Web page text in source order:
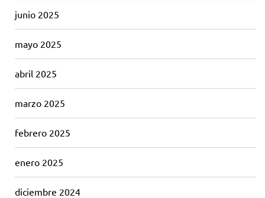
junio 2025
mayo 2025
abril 2025
marzo 2025
febrero 2025
enero 2025
diciembre 2024